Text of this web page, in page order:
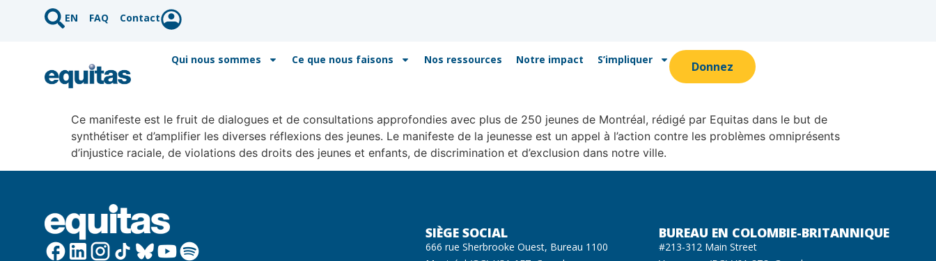
EN FAQ Contact
Qui nous sommes Ce que nous faisons Nos ressources Notre impact S’impliquer Donnez
Ce manifeste est le fruit de dialogues et de consultations approfondies avec plus de 250 jeunes de Montréal, rédigé par Equitas dans le but de
synthétiser et d’amplifier les diverses réflexions des jeunes. Le manifeste de la jeunesse est un appel à l’action contre les problèmes omniprésents
d’injustice raciale, de violations des droits des jeunes et enfants, de discrimination et d’exclusion dans notre ville.
SIÈGE SOCIAL
666 rue Sherbrooke Ouest, Bureau 1100
BUREAU EN COLOMBIE-BRITANNIQUE
#213-312 Main Street